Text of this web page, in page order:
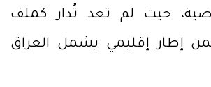
حيث لم تعد تُدار كملف
إطار إقليمي يشمل العراق